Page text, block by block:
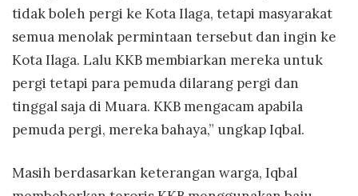
tidak boleh pergi ke Kota Ilaga, tetapi masyarakat
semua menolak permintaan tersebut dan ingin ke
Kota Ilaga. Lalu KKB membiarkan mereka untuk
pergi tetapi para pemuda dilarang pergi dan
tinggal saja di Muara. KKB mengacam apabila
pemuda pergi, mereka bahaya,” ungkap Iqbal.
Masih berdasarkan keterangan warga, Iqbal